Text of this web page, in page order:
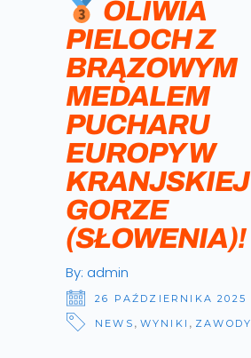
OLIWIA
PIELOCH Z
BRĄZOWYM
MEDALEM
PUCHARU
EUROPY W
KRANJSKIEJ
GORZE
(SŁOWENIA)!
By: admin
26 PAŹDZIERNIKA 2025
NEWS , WYNIKI , ZAWODY